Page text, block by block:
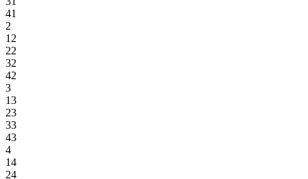
41
2
12
22
32
42
3
13
23
33
43
4
14
24